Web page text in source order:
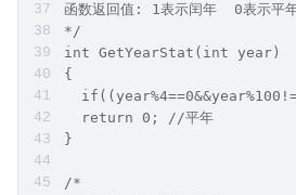
函数返回值: 1表示闰年  0表示平
*/
int GetYearStat(int year)
{
  return 0; //平年
}
/*